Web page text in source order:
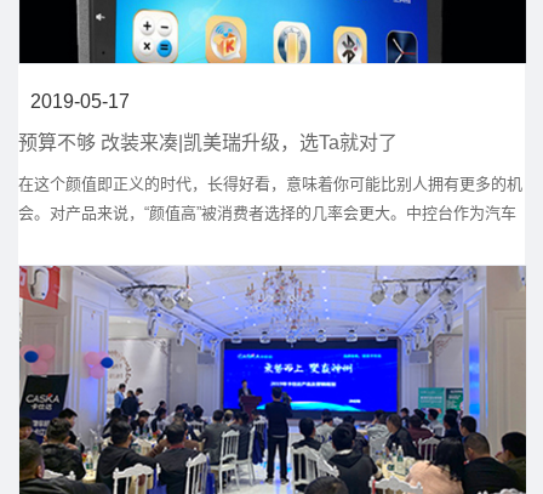
2019-05-17
预算不够 改装来凑|凯美瑞升级，选Ta就对了
在这个颜值即正义的时代，长得好看，意味着你可能比别人拥有更多的机
会。对产品来说，“颜值高”被消费者选择的几率会更大。中控台作为汽车
直观的感受是看车机屏幕够不够大， 整个中控区域够不够简洁。同时消
费者对于配置的要求也越来越高。屏幕要大一点、操作要流畅、带导航
的、能听歌看视频的、最好还能带360全景......